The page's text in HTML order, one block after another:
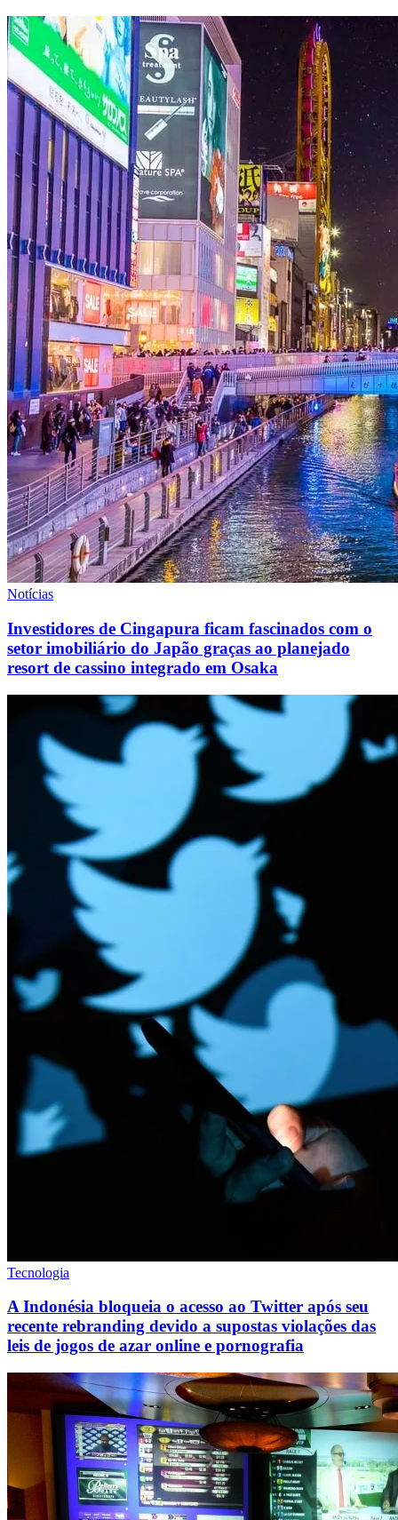
Notícias
Investidores de Cingapura ficam fascinados com o
setor imobiliário do Japão graças ao planejado
resort de cassino integrado em Osaka
Tecnologia
A Indonésia bloqueia o acesso ao Twitter após seu
recente rebranding devido a supostas violações das
leis de jogos de azar online e pornografia